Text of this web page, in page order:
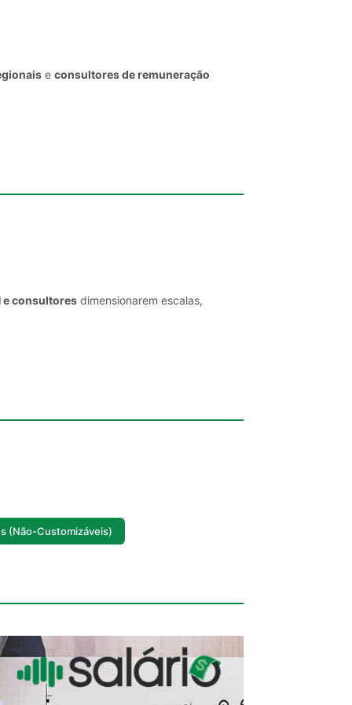
e consultores de remuneração
e consultores dimensionarem escalas,
(Não-Customizáveis)